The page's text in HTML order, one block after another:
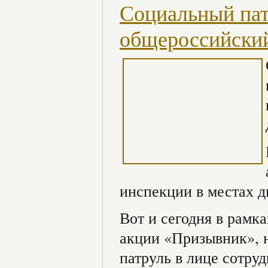
Социальный
инспекции в местах
Вот и сегодня в
акции «Призывник»,
патруль в лице